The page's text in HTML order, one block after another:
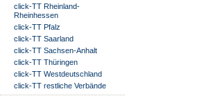
click-TT Rheinland-
Rheinhessen
click-TT Pfalz
click-TT Saarland
click-TT Sachsen-Anhalt
click-TT Thüringen
click-TT Westdeutschland
click-TT restliche Verbände